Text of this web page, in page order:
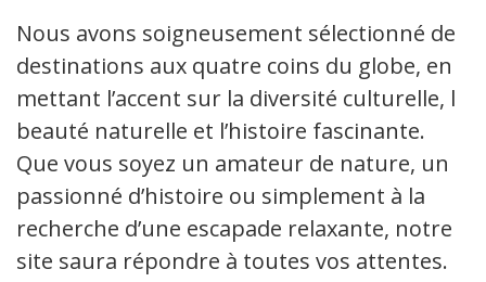
Nous avons soigneusement sélectionné des
destinations aux quatre coins du globe, en
mettant l’accent sur la diversité culturelle, la
beauté naturelle et l’histoire fascinante.
Que vous soyez un amateur de nature, un
passionné d’histoire ou simplement à la
recherche d’une escapade relaxante, notre
site saura répondre à toutes vos attentes.